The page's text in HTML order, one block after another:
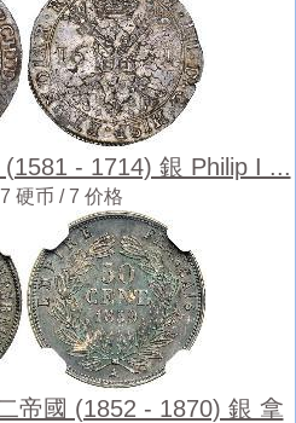
- 1714) 銀 Philip I ...
7 硬币 / 7 价格
帝國 (1852 - 1870) 銀 拿